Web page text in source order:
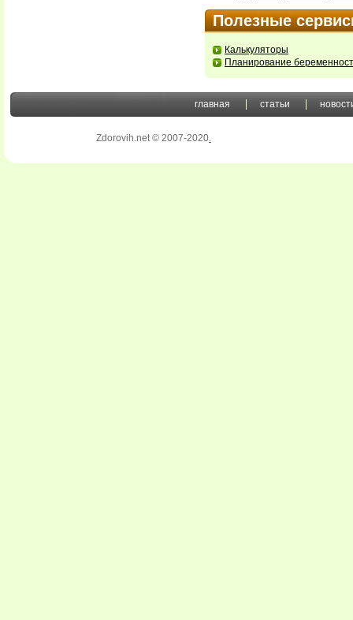
Полезные
Калькуляторы
Планирование
главная статьи
Zdorovih.net © 2007-2020